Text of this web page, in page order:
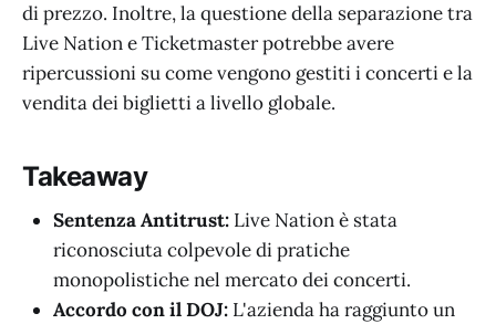
di prezzo. Inoltre, la questione della separazione tra
Live Nation e Ticketmaster potrebbe avere
ripercussioni su come vengono gestiti i concerti e la
vendita dei biglietti a livello globale.
Takeaway
Sentenza Antitrust: Live Nation è stata
riconosciuta colpevole di pratiche
monopolistiche nel mercato dei concerti.
Accordo con il DOJ: L'azienda ha raggiunto un